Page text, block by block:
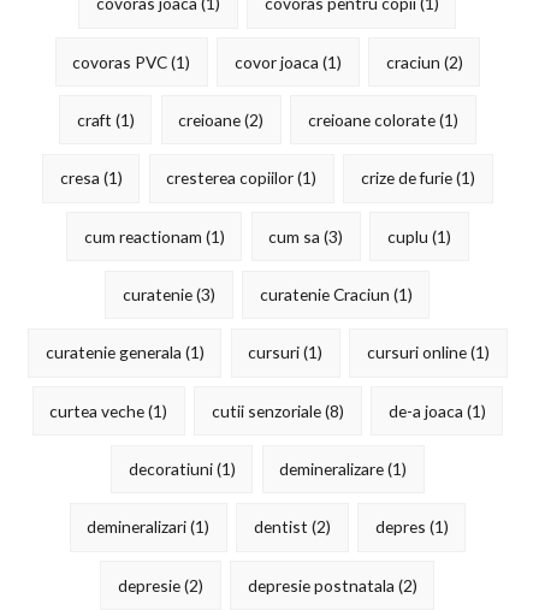
covoras PVC(1) covor joaca (1) craciun (2)
craft (1) creioane(2) creioane colorate(1)
cresa (1) cresterea copiilor(1) crize de furie(1)
cum reactionam (1) cum sa (3) cuplu (1)
curatenie(3) curatenie Craciun (1)
curatenie generala (1) cursuri(1) cursuri online(1)
curtea veche(1) cutii senzoriale(8) de-a joaca (1)
decoratiuni(1) demineralizare(1)
demineralizari(1) dentist (2) depres (1)
depresie(2) depresie postnatala (2)